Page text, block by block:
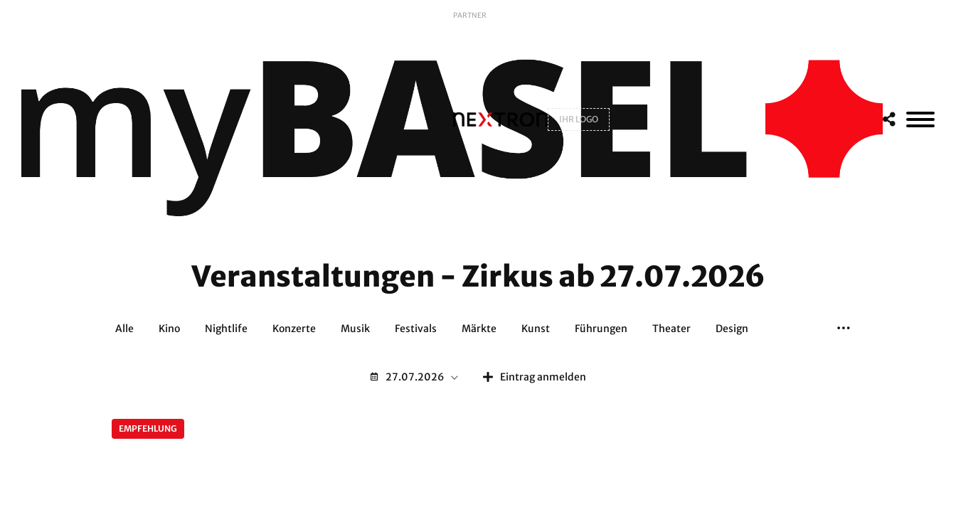
PARTNER
IHR LOGO
Veranstaltungen - Zirkus ab 27.07.2026
Alle Kino Nightlife Konzerte Musik Festivals Märkte Kunst Führungen Theater Design
27.07.2026 Eintrag anmelden
EMPFEHLUNG